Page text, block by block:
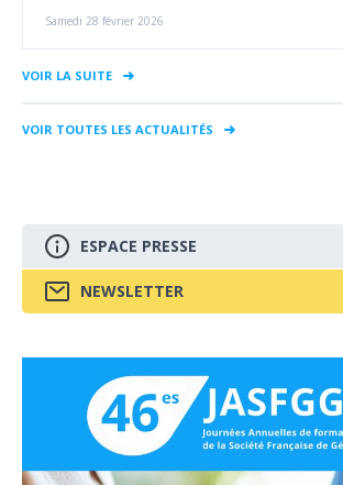
Samedi 28 février 2026
VOIR LA SUITE
VOIR TOUTES LES ACTUALITÉS
ESPACE PRESSE
NEWSLETTER